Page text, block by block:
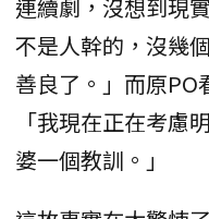
連續劇，沒想到現
不是人幹的，沒幾
善良了。」而原PO
「我現在正在考慮
婆一個教訓。」